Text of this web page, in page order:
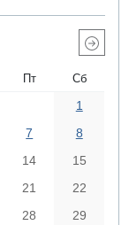
Пт Сб
1
7
8
14
15
21
22
28
29